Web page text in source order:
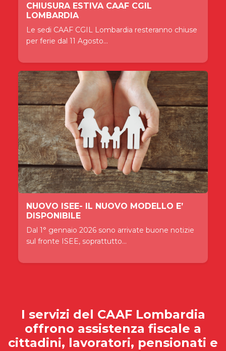
CHIUSURA ESTIVA CAAF CGIL
LOMBARDIA
Le sedi CAAF CGIL Lombardia resteranno chiuse
per ferie dal 11 Agosto...
NUOVO ISEE- IL NUOVO MODELLO E’
DISPONIBILE
Dal 1° gennaio 2026 sono arrivate buone notizie
sul fronte ISEE, soprattutto...
I servizi del CAAF Lombardia
offrono assistenza fiscale a
cittadini, lavoratori, pensionati e